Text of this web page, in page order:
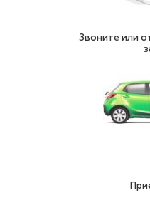
Звоните или